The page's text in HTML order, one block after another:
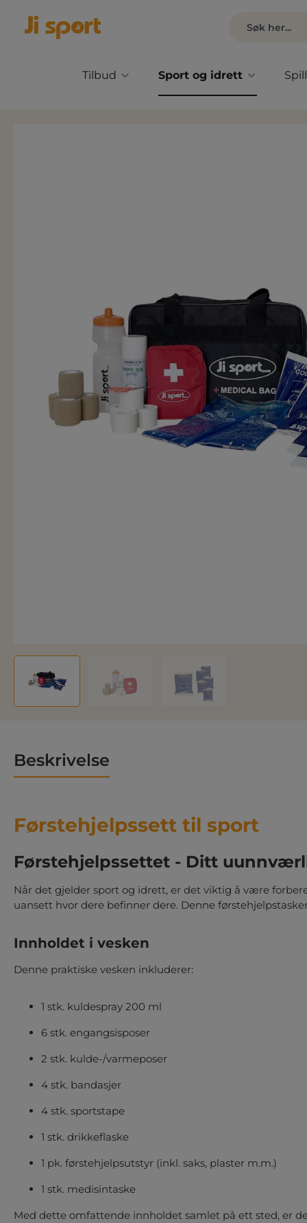
Tilbud Sport og idrett
Beskrivelse
Førstehjelpssett til sport
Førstehjelpssettet - Ditt
Når det gjelder sport og idrett, er det viktig å være
uansett hvor dere befinner dere. Denne
Innholdet i vesken
Denne praktiske vesken inkluderer:
1 stk. kuldespray 200 ml
6 stk. engangsisposer
2 stk. kulde-/varmeposer
4 stk. bandasjer
4 stk. sportstape
1 stk. drikkeflaske
1 pk. førstehjelpsutstyr (inkl. saks, plaster m.m.)
1 stk. medisintaske
Med dette omfattende innholdet samlet på ett sted, er